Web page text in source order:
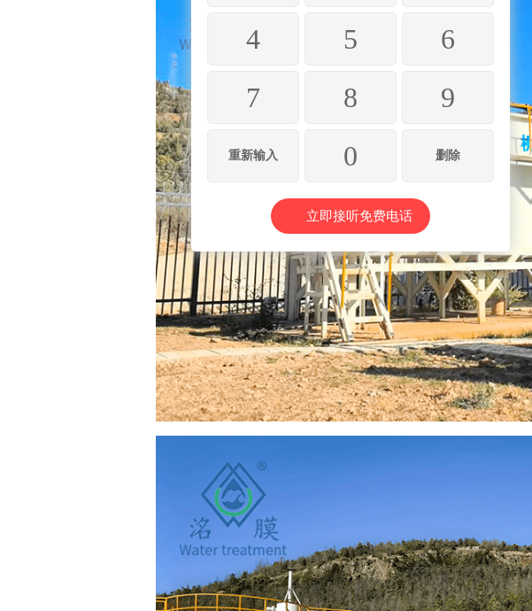
4
5
6
7
8 9
重新输入 0 删除
立即接听免费电话